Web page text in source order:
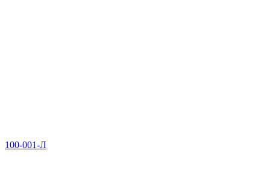
100-001-Л